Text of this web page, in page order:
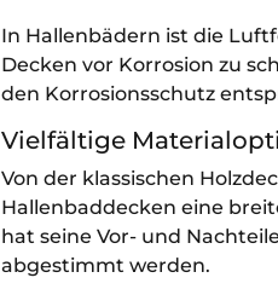
In Hallenbädern ist die
Decken vor Korrosion zu
den Korrosionsschutz
Vielfältige
Von der klassischen
Hallenbaddecken eine
hat seine Vor- und
abgestimmt werden.